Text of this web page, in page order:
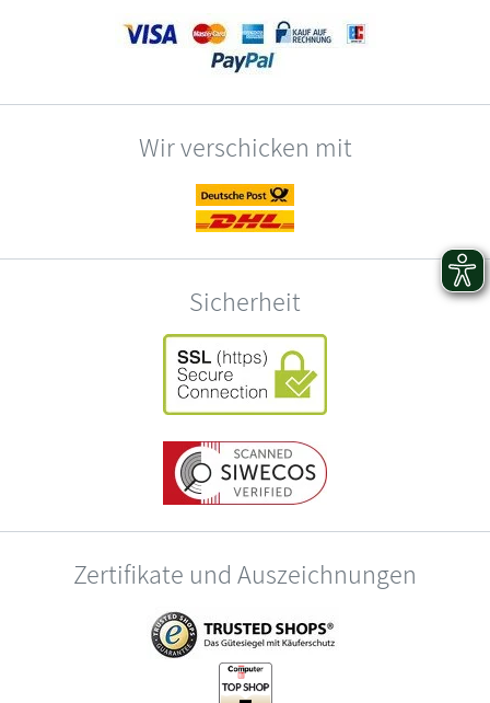
Wir verschicken mit
Sicherheit
Zertifikate und Auszeichnungen